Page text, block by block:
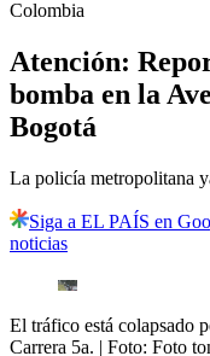
Colombia
Atención:
bomba en la
Bogotá
La policía metropolitana
Siga a EL PAÍS en
noticias
El tráfico está colapsado
Carrera 5a. | Foto: Foto